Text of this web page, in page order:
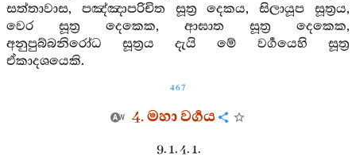
සත්තාවාස, පඤ්ඤාපරිචිත සූත්‍ර දෙකය, සිලායූප සූත්‍රය,
වෙර සූත්‍ර දෙකෙක, ආඝාත සූත්‍ර දෙකෙක,
අනුපුබ්බනිරෝධ සූත්‍රය දැයි මේ වර්‍ගයෙහි සූත්‍ර
ඒකාදශයෙකි.
467
4. මහා වර්‍ගය
9. 1. 4. 1.